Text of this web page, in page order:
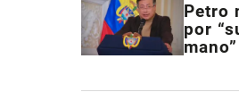
Petro
por
mano”